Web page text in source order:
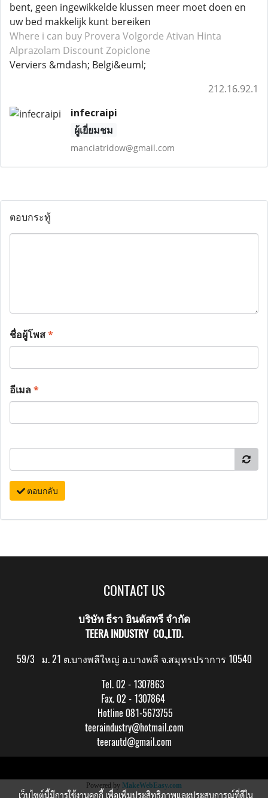
bent, geen ingewikkelde klussen meer moet doen en
uw bed makkelijk kunt bereiken
Where i can buy Provera Volgorde Ativan Hinta
Alprazolam Discount Zopiclone
Verviers &mdash; Belgi&euml;
212.16.92.1
infecraipi
ผู้เยี่ยมชม
manciatridow@gmail.com
ตอบกระทู้
ชื่อผู้โพส*
อีเมล*
ตอบกลับ
CONTACT US
บริษัท ธีรา อินดัสทรี จำกัด
TEERA INDUSTRY CO.,LTD.
59/3 ม. 21 ต.บางพลีใหญ่ อ.บางพลี จ.สมุทรปราการ 10540
Tel. 02 - 1307863
Fax. 02 - 1307864
Hotline 081-5673755
teeraindustry@hotmail.com
teerautd@gmail.com
Powered by MakeWebEasy.com
เว็บไซต์นี้มีการใช้งานคุกกี้ เพื่อเพิ่มประสิทธิภาพและประสบการณ์ที่ดีใน